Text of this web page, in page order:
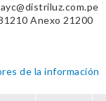
Anexo 21200
de la información